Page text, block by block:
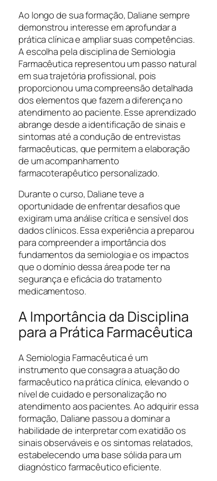
Ao longo de sua formação, Daliane sempre
demonstrou interesse em aprofundar a
prática clínica e ampliar suas competências.
A escolha pela disciplina de Semiologia
Farmacêutica representou um passo natural
em sua trajetória profissional, pois
proporcionou uma compreensão detalhada
dos elementos que fazem a diferença no
atendimento ao paciente. Esse aprendizado
abrange desde a identificação de sinais e
sintomas até a condução de entrevistas
farmacêuticas, que permitem a elaboração
de um acompanhamento
farmacoterapêutico personalizado.
Durante o curso, Daliane teve a
oportunidade de enfrentar desafios que
exigiram uma análise crítica e sensível dos
dados clínicos. Essa experiência a preparou
para compreender a importância dos
fundamentos da semiologia e os impactos
que o domínio dessa área pode ter na
segurança e eficácia do tratamento
medicamentoso.
A Importância da Disciplina
para a Prática Farmacêutica
A Semiologia Farmacêutica é um
instrumento que consagra a atuação do
farmacêutico na prática clínica, elevando o
nível de cuidado e personalização no
atendimento aos pacientes. Ao adquirir essa
formação, Daliane passou a dominar a
habilidade de interpretar com exatidão os
sinais observáveis e os sintomas relatados,
estabelecendo uma base sólida para um
diagnóstico farmacêutico eficiente.